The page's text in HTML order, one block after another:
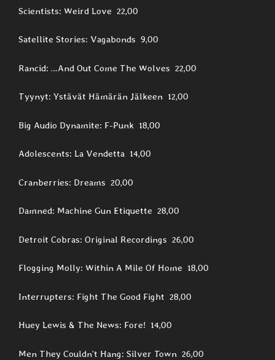
Scientists: Weird Love 22,00
Satellite Stories: Vagabonds 9,00
Rancid: …And Out Come The Wolves 22,00
Tyynyt: Ystävät Hämärän Jälkeen 12,00
Big Audio Dynamite: F-Punk 18,00
Adolescents: La Vendetta 14,00
Cranberries: Dreams 20,00
Damned: Machine Gun Etiquette 28,00
Detroit Cobras: Original Recordings 26,00
Flogging Molly: Within A Mile Of Home 18,00
Interrupters: Fight The Good Fight 28,00
Huey Lewis & The News: Fore! 14,00
Men They Couldn’t Hang: Silver Town 26,00